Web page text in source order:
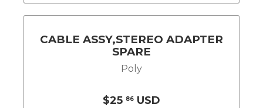
CABLE ASSY,STEREO ADAPTER
SPARE
Poly
$25 86 USD